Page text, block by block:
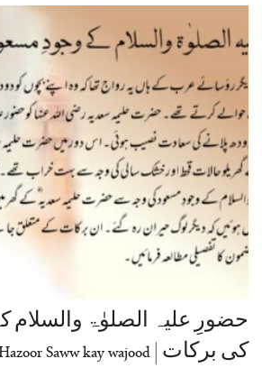
حضورِ علیہ الصلوٰۃ
کی برکات | Hazoor Saww kay wajood…